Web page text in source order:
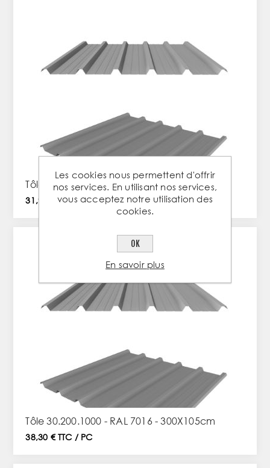
Tôle 30.200.1000 - RAL 7016 - 250X105cm
31,92 € TTC / PC
Tôle 30.200.1000 - RAL 7016 - 300X105cm
38,30 € TTC / PC
Les cookies nous permettent d'offrir
nos services. En utilisant nos services,
vous acceptez notre utilisation des
cookies.
OK
En savoir plus